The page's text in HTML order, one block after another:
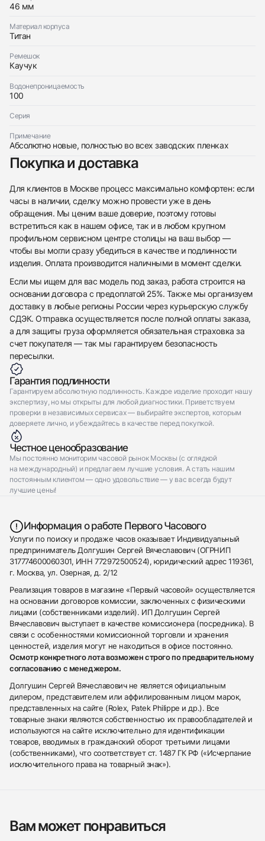
46 мм
Материал корпуса
Титан
Ремешок
Каучук
Водонепроницаемость
100
Серия
Примечание
Абсолютно новые, полностью во всех заводских пленках
Покупка и доставка
Для клиентов в Москве процесс максимально комфортен: если
часы в наличии, сделку можно провести уже в день
обращения. Мы ценим ваше доверие, поэтому готовы
встретиться как в нашем офисе, так и в любом крупном
профильном сервисном центре столицы на ваш выбор —
чтобы вы могли сразу убедиться в качестве и подлинности
изделия. Оплата производится наличными в момент сделки.
Если мы ищем для вас модель под заказ, работа строится на
основании договора с предоплатой 25%. Также мы организуем
доставку в любые регионы России через курьерскую службу
СДЭК. Отправка осуществляется после полной оплаты заказа,
а для защиты груза оформляется обязательная страховка за
счет покупателя — так мы гарантируем безопасность
пересылки.
Гарантия подлинности
Гарантируем абсолютную подлинность. Каждое изделие проходит нашу
экспертизу, но мы открыты для любой диагностики. Приветствуем
проверки в независимых сервисах — выбирайте экспертов, которым
доверяете лично, и убеждайтесь в качестве перед покупкой.
Честное ценообразование
Мы постоянно мониторим часовой рынок Москвы (с оглядкой
на международный) и предлагаем лучшие условия. А стать нашим
постоянным клиентом — одно удовольствие — у вас всегда будут
лучшие цены!
Информация о работе Первого Часового
Услуги по поиску и продаже часов оказывает Индивидуальный
предприниматель Долгушин Сергей Вячеславович (ОГРНИП
317774600060301, ИНН 772972500524), юридический адрес 119361,
г. Москва, ул. Озерная, д. 2/12
Реализация товаров в магазине «Первый часовой» осуществляется
на основании договоров комиссии, заключенных с физическими
лицами (собственниками изделий). ИП Долгушин Сергей
Вячеславович выступает в качестве комиссионера (посредника). В
связи с особенностями комиссионной торговли и хранения
ценностей, изделия могут не находиться в офисе постоянно.
Осмотр конкретного лота возможен строго по предварительному
согласованию с менеджером.
Долгушин Сергей Вячеславович не является официальным
дилером, представителем или аффилированным лицом марок,
представленных на сайте (Rolex, Patek Philippe и др.). Все
товарные знаки являются собственностью их правообладателей и
используются на сайте исключительно для идентификации
товаров, вводимых в гражданский оборот третьими лицами
(собственниками), что соответствует ст. 1487 ГК РФ («Исчерпание
исключительного права на товарный знак»).
$10,850
Вам может понравиться